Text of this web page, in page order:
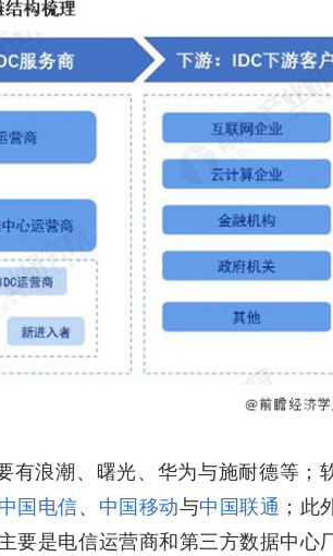
有浪潮、曙光、华为与施耐德等；
中国电信、 中国移动与中国联通 ；此
要是电信运营商和第三方数据中心